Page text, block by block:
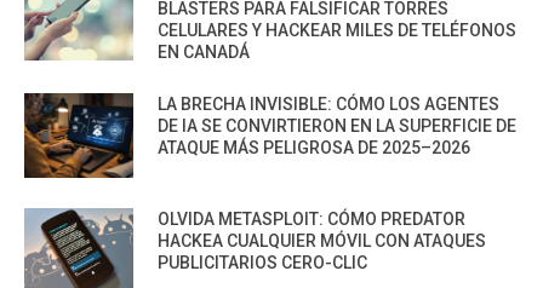
BLASTERS PARA FALSIFICAR TORRES
CELULARES Y HACKEAR MILES DE TELÉFONOS
EN CANADÁ
LA BRECHA INVISIBLE: CÓMO LOS AGENTES
DE IA SE CONVIRTIERON EN LA SUPERFICIE DE
ATAQUE MÁS PELIGROSA DE 2025–2026
OLVIDA METASPLOIT: CÓMO PREDATOR
HACKEA CUALQUIER MÓVIL CON ATAQUES
PUBLICITARIOS CERO-CLIC